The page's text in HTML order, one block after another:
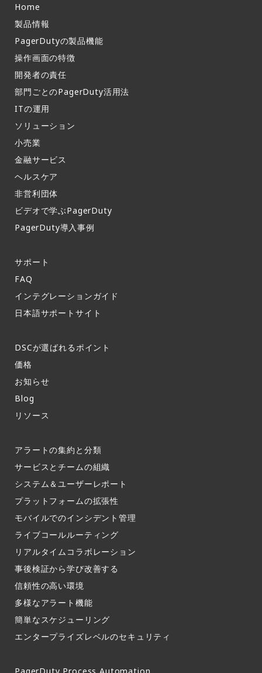
Home
製品情報​
PagerDutyの製品機能​
操作画面の特徴​
開発者の責任
部門ごとのPagerDuty活用法​
ITの運用​
ソリューション
小売業
金融サービス
ヘルスケア
非営利団体
ビデオで学ぶPagerDuty
PagerDuty導入事例​
サポート​
FAQ​
インテグレーションガイド​
日本語サポートサイト​
DSCが選ばれるポイント
価格
お知らせ​
Blog
リソース
アラートの集約と分類​
サービスとチームの組織​
システム＆ユーザーレポート​
プラットフォームの拡張性
モバイルでのインシデント管理​
ライブコールルーティング​
リアルタイムコラボレーション​
事後検証から学び改善する
信頼性の高い環境​
多様なアラート機能​
簡単なスケジューリング​
エンタープライズレベルのセキュリティ